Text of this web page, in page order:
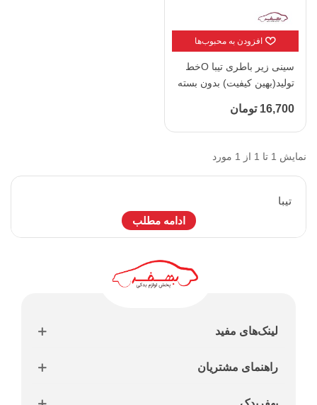
افزودن به محبوب‌ها
سینی زیر باطری تیبا Oخط
تولید(بهین کیفیت) بدون بسته
16,700 تومان
نمایش 1 تا 1 از 1 مورد
تيبا
ادامه مطلب
لینک‌های مفید
راهنمای مشتریان